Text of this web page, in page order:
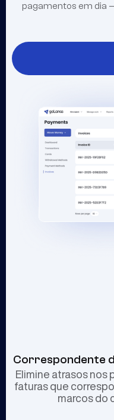
pagamentos em dia
Correspondente
Elimine atrasos nos
faturas que
marcos do